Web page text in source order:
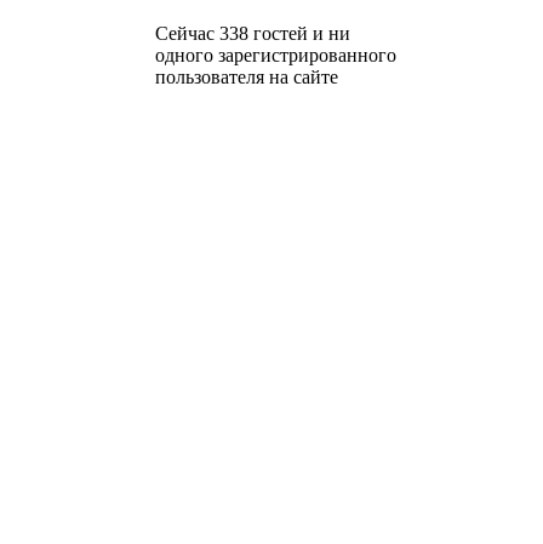
Сейчас 338 гостей и ни
одного зарегистрированного
пользователя на сайте